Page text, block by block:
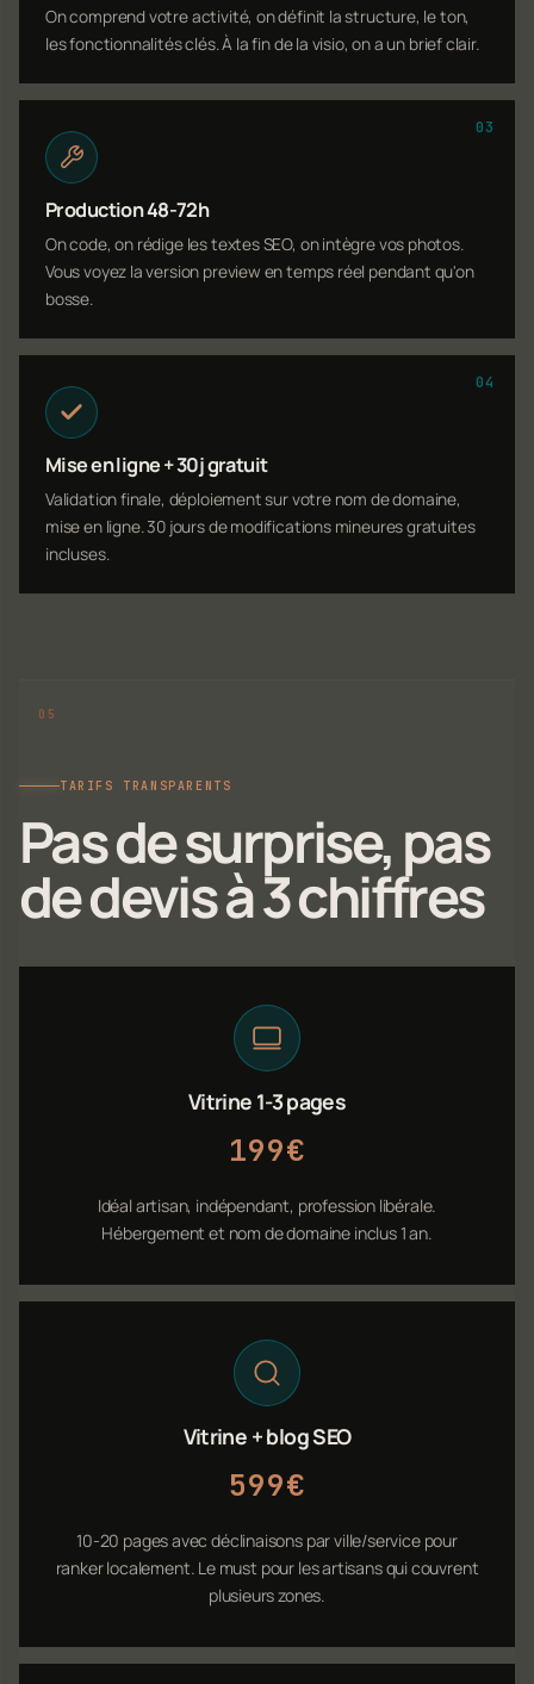
On comprend votre activité, on définit la structure, le ton,
les fonctionnalités clés. À la fin de la visio, on a un brief clair.
03
Production 48-72h
On code, on rédige les textes SEO, on intègre vos photos.
Vous voyez la version preview en temps réel pendant qu'on
bosse.
04
Mise en ligne + 30j gratuit
Validation finale, déploiement sur votre nom de domaine,
mise en ligne. 30 jours de modifications mineures gratuites
incluses.
TARIFS TRANSPARENTS
Pas de surprise, pas
de devis à 3 chiffres
Vitrine 1-3 pages
199€
Idéal artisan, indépendant, profession libérale.
Hébergement et nom de domaine inclus 1 an.
Vitrine + blog SEO
599€
10-20 pages avec déclinaisons par ville/service pour
ranker localement. Le must pour les artisans qui couvrent
plusieurs zones.